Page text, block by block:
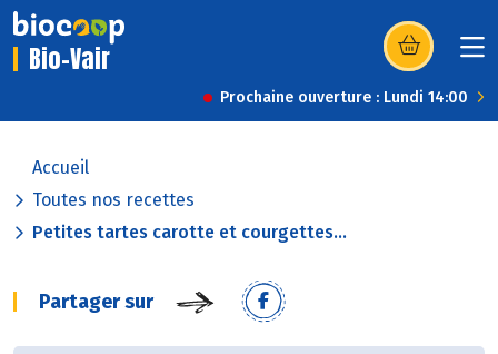
Bio-Vair (s’ouvre dans
Prochaine ouverture : Lundi 14:00
Accueil
Toutes nos recettes
Petites tartes carotte et courgettes...
Partager sur